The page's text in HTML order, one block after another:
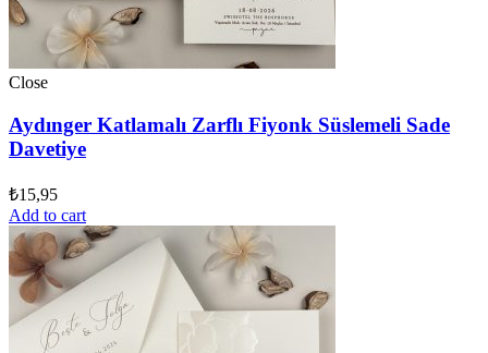
Close
Aydınger Katlamalı Zarflı Fiyonk Süslemeli Sade
Davetiye
₺15,95
Add to cart